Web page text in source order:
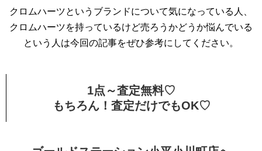
クロムハーツというブランドについて気になっている人、
クロムハーツを持っているけど売ろうかどうか悩んでいる
という人は今回の記事をぜひ参考にしてください。
1点～査定無料♡
もちろん！査定だけでもOK♡